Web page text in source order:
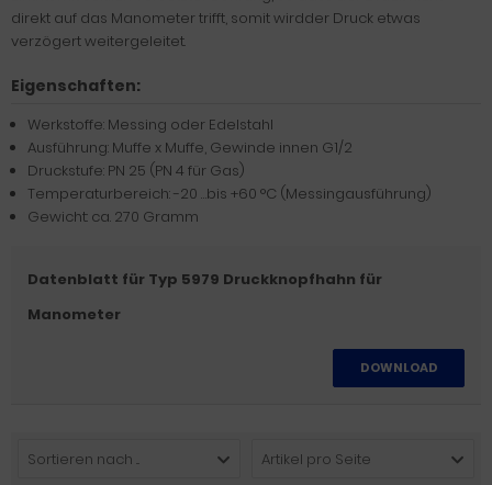
direkt auf das Manometer trifft, somit wirdder Druck etwas
verzögert weitergeleitet.
Eigenschaften:
Werkstoffe: Messing oder Edelstahl
Ausführung: Muffe x Muffe, Gewinde innen G1/2
Druckstufe: PN 25 (PN 4 für Gas)
Temperaturbereich: -20 …bis +60 °C (Messingausführung)
Gewicht: ca. 270 Gramm
Datenblatt für Typ 5979 Druckknopfhahn für
Manometer
DOWNLOAD
Sortieren nach ... Artikel pro Seite